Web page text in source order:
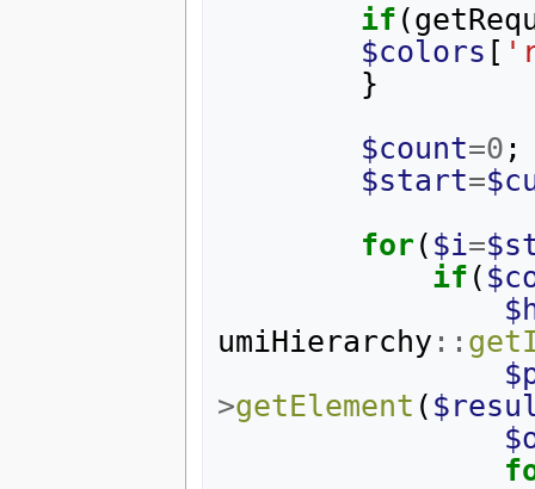
if (
$colors [
}
$count=0 ;
$start=
for ( $i=
if (
umiHierarchy ::
>getElement (